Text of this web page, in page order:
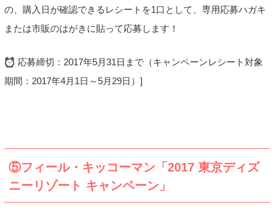
の、購入日が確認できるレシートを1口として、専用応募ハガキ
または市販のはがきに貼って応募します！
応募締切：2017年5月31日まで（キャンペーンレシート対象
期間：2017年4月1日～5月29日）]
⑤フィール・キッコーマン「2017 東京ディズ
ニーリゾート キャンペーン」